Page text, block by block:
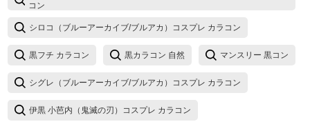
コン
シロコ（ブルーアーカイブ/ブルアカ）コスプレ カラコン
黒フチ カラコン 黒カラコン 自然 マンスリー 黒コン
シグレ（ブルーアーカイブ/ブルアカ）コスプレ カラコン
伊黒 小芭内（鬼滅の刃）コスプレ カラコン